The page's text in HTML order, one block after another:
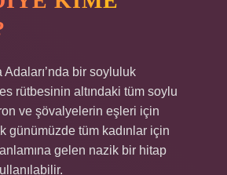
Adaları’nda bir soyluluk
rütbesinin altındaki tüm soylu
ve şövalyelerin eşleri için
günümüzde tüm kadınlar için
anlamına gelen nazik bir hitap